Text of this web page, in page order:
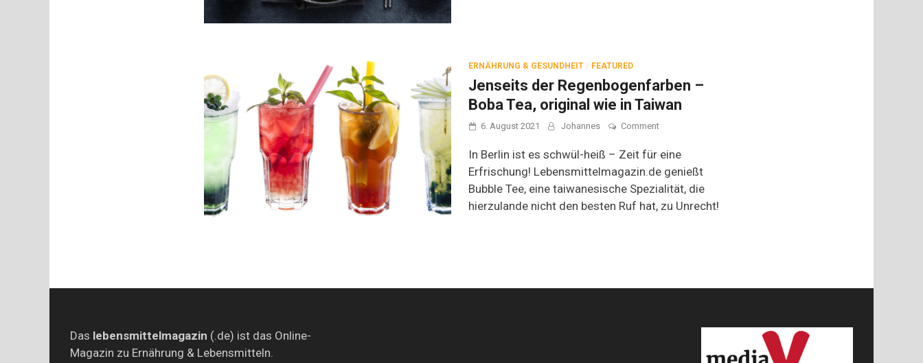
ERNÄHRUNG & GESUNDHEIT / FEATURED
Jenseits der Regenbogenfarben –
Boba Tea, original wie in Taiwan
6. August 2021 Johannes Commenton
der
–
Boba
original
In Berlin ist es schwül-heiß – Zeit für eine
Erfrischung! Lebensmittelmagazin.de genießt
Bubble Tee, eine taiwanesische Spezialität, die
hierzulande nicht den besten Ruf hat, zu Unrecht!
Das lebensmittelmagazin (.de) ist das Online-
Magazin zu Ernährung & Lebensmitteln.